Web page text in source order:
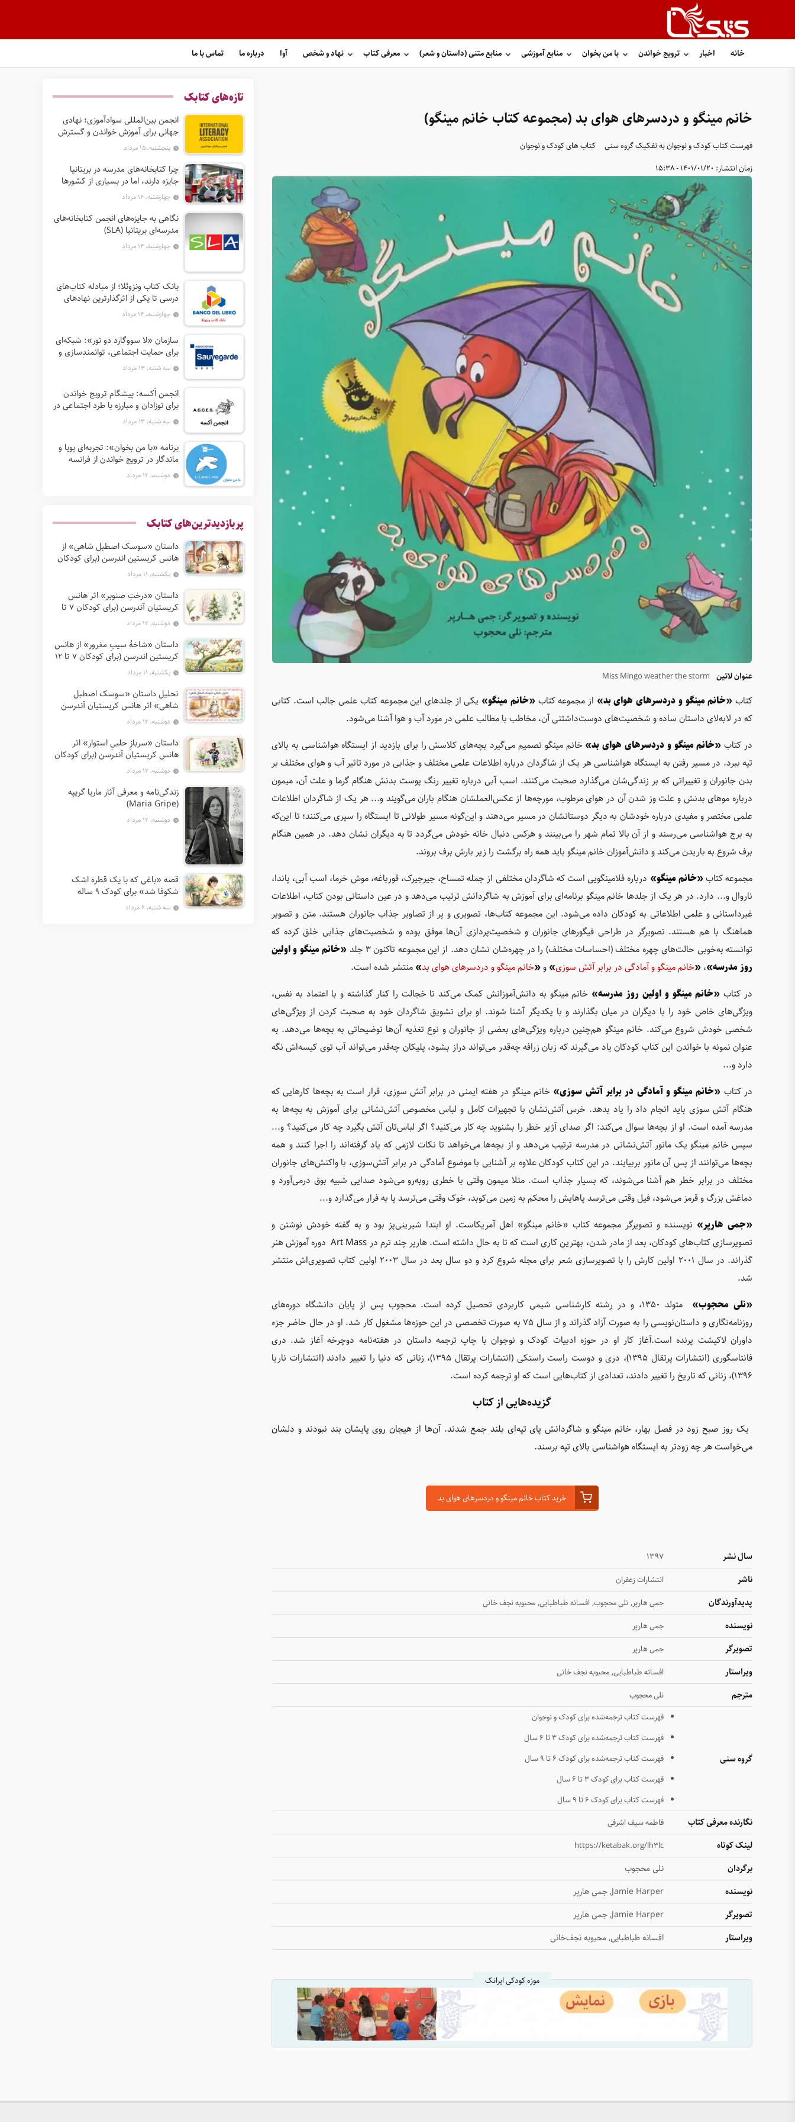
خانه اخبار ترویج خواندن با من بخوان منابع آموزشی منابع متنی (داستان و شعر) معرفی کتاب نهاد و شخص آوا درباره ما تماس با ما
خانم مینگو و دردسرهای هوای بد (مجموعه کتاب خانم مینگو)
فهرست کتاب کودک و نوجوان به تفکیک گروه سنی
کتاب های کودک و نوجوان
زمان انتشار: 1401/01/20 - 15:38
عنوان لاتین Miss Mingo weather the storm
کتاب«خانم مینگو و دردسرهای هوای بد» از مجموعه کتاب«خانم مینگو» یکی از جلدهای این مجموعه کتاب علمی جالب است. کتابی
که در لابه‌لای داستان ساده و شخصیت‌های دوست‌داشتنی آن، مخاطب با مطالب علمی در مورد آب و هوا آشنا می‌شود.
در کتاب«خانم مینگو و دردسرهای هوای بد»خانم مینگو تصمیم می‌گیرد بچه‌های کلاسش را برای بازدید از ایستگاه هواشناسی به بالای
تپه ببرد. در مسیر رفتن به ایستگاه هواشناسی هر یک از شاگردان درباره‌ اطلاعات علمی مختلف و جذابی در مورد تاثیر آب و هوای مختلف بر
بدن جانوران و تغییراتی که بر زندگی‌شان می‌گذارد صحبت می‌کنند. اسب آبی درباره‌ تغییر رنگ پوست بدنش هنگام گرما و علت آن، میمون
درباره‌ موهای بدنش و علت وز شدن آن در هوای مرطوب، مورچه‌ها از عکس‌العملشان هنگام باران می‌گویند و... هر یک از شاگردان اطلاعات
علمی مختصر و مفیدی درباره‌ خودشان به دیگر دوستانشان در مسیر می‌دهند و این‌گونه مسیر طولانی تا ایستگاه را سپری می‌کنند؛ تا این‌که
به برج هواشناسی می‌رسند و از آن بالا تمام شهر را می‌بینند و هرکس دنبال خانه خودش می‌گردد تا به دیگران نشان دهد. در همین هنگام
برف شروع به باریدن می‌کند و دانش‌آموزان خانم مینگو باید همه‌ راه برگشت را زیر بارش برف بروند.
مجموعه کتاب«خانم مینگو» درباره‌ فلامینگویی ‌است که شاگردان مختلفی از جمله تمساح، جیرجیرک، قورباغه، موش خرما، اسب آبی، پاندا،
ناروال و... دارد. در هر یک از جلدها خانم مینگو برنامه‌ای برای آموزش به شاگردانش ترتیب می‌دهد و در عین داستانی بودن کتاب، اطلاعات
غیرداستانی و علمی اطلاعاتی به کودکان داده می‌شود. این مجموعه کتاب‌ها، تصویری و پر از تصاویر جذاب جانوران هستند. متن و تصویر
هماهنگ با هم هستند. تصویرگر در طراحی فیگورهای جانوران و شخصیت‌پردازی آن‌ها موفق بوده و شخصیت‌های جذابی خلق کرده که
توانسته به‌خوبی حالت‌های چهره مختلف (احساسات مختلف) را در چهره‌شان نشان دهد. از این مجموعه تاکنون 3 جلد
«خانم مینگو و اولین
روز مدرسه»،«خانم مینگو و آمادگی در برابر آتش سوزی»و«خانم مینگو و دردسرهای هوای بد»منتشر شده است.
در کتاب «خانم مینگو و اولین روز مدرسه» خانم مینگو به دانش‌آموزانش کمک می‌کند تا خجالت را کنار گذاشته و با اعتماد به نفس‌،
ویژگی‌های خاص خود را با دیگران در میان بگذارند و با یکدیگر آشنا شوند. او برای تشویق شاگردان خود به صحبت کردن از ویژگی‌های
شخصی خودش شروع می‌کند. خانم مینگو هم‌چنین درباره ویژگی‌های بعضی از جانوران و نوع تغذیه آن‌ها توضیحاتی به بچه‌ها می‌دهد. به
عنوان نمونه با خواندن این کتاب کودکان یاد می‌گیرند که زبان زرافه چه‌قدر می‌تواند دراز بشود، پلیکان چه‌قدر می‌تواند آب توی کیسه‌اش نگه
دارد و...
در کتاب «خانم مینگو و آمادگی در برابر آتش سوزی» خانم مینگو در هفته ایمنی در برابر آتش سوزی، قرار است به بچه‌ها کارهایی که
هنگام آتش سوزی باید انجام داد را یاد بدهد. خرس آتش‌نشان با تجهیزات کامل و لباس مخصوص‌ آتش‌نشانی برای آموزش به بچه‌ها به
مدرسه آمده است. او از بچه‌ها سوال می‌کند: اگر صدای آژیر خطر را بشنوید چه کار می‌کنید؟ اگر لباس‌تان آتش بگیرد چه کار می‌کنید؟ و...
سپس خانم مینگو یک مانور آتش‌نشانی در مدرسه ترتیب می‌دهد و از بچه‌ها می‌خواهد تا نکات لازمی که یاد گرفته‌اند را اجرا کنند و همه
بچه‌ها می‌توانند از پس آن مانور بربیایند. در این کتاب کودکان علاوه بر آشنایی با موضوع آمادگی در برابر آتش‌سوزی، با واکنش‌های جانوران
مختلف در برابر خطر هم آشنا می‌شوند، که بسیار جذاب است. مثلا میمون وقتی با خطری روبه‌رو می‌شود صدایی شبیه بوق در‌می‌آورد و
دماغش بزرگ و قرمز می‌شود، فیل وقتی می‌ترسد پاهایش را محکم به زمین می‌کوبد، خوک وقتی می‌ترسد پا به فرار می‌گذارد و...
«جمی هارپر» نویسنده و تصویرگر مجموعه کتاب «خانم مینگو» اهل آمریکاست. او ابتدا شیرینی‌پز بود و به گفته خودش نوشتن و
تصویرسازی کتاب‌های کودکان، بعد از مادر شدن، بهترین کاری است که تا به حال داشته است‌. هارپر چند ترم درMass
Artدوره آموزش هنر
گذراند. در سال 2001 اولین کارش را با تصویرسازی شعر برای مجله شروع کرد و دو سال بعد در سال 2003 اولین کتاب تصویری‌اش منتشر
شد.
«نلی محجوب»
متولد ۱۳۵۰، و در رشته کارشناسی شیمی کاربردی تحصیل کرده است. محجوب پس از پایان دانشگاه دوره‌های
روزنامه‌نگاری و داستان‌نویسی را به صورت آزاد گذراند و از سال ۷۵ به صورت تخصصی در این حوزه‌ها مشغول کار شد. او در حال حاضر جزء
داوران لاکپشت پرنده است.آغاز کار او در حوزه ادبیات کودک و نوجوان با چاپ ترجمه داستان در هفته‌نامه دوچرخه آغاز شد. دری
فانتاسگوری (انتشارات پرتقال ۱۳۹۵)، دری و دوست راست راستکی (انتشارات پرتقال ۱۳۹۵)، زنانی که دنیا را تغییر دادند (انتشارات ناریا
۱۳۹۶)، زنانی که تاریخ را تغییر دادند، تعدادی از کتاب‌هایی است که او ترجمه کرده است.
گزیده‌هایی از کتاب
یک روز صبح زود در فصل بهار، خانم مینگو و شاگردانش پای تپه‌ای بلند جمع شدند. آن‌ها از هیجان روی پایشان بند نبودند و دلشان
می‌خواست هر چه زودتر به ایستگاه هواشناسی بالای تپه برسند.
خرید کتاب خانم مینگو و دردسرهای هوای بد
سال نشر
1397
ناشر
انتشارات زعفران
پدیدآورندگان جمی هارپر,نلی محجوب,افسانه طباطبایی,محبوبه نجف خانی
نویسنده جمی هارپر
تصویرگر جمی هارپر
ویراستار افسانه طباطبایی,محبوبه نجف خانی
مترجم نلی محجوب
گروه سنی
فهرست کتاب ترجمه‌شده برای کودک و نوجوان
فهرست کتاب ترجمه‌شده برای کودک ۳ تا ۶ سال
فهرست کتاب ترجمه‌شده برای کودک ۶ تا ۹ سال
فهرست کتاب برای کودک ۳ تا ۶ سال
فهرست کتاب برای کودک ۶ تا ۹ سال
نگارنده معرفی کتاب فاطمه سیف اشرفی
لینک کوتاه https://ketabak.org/lh3lc
برگردان
نلی محجوب
نویسنده
Jamie Harper, جمی هارپر
تصویرگر
Jamie Harper, جمی هارپر
ویراستار
افسانه طباطبایی, محبوبه نجف‌خانی
موزه کودکی ایرانک
تازه‌های کتابک
انجمن بین‌المللی سوادآموزی؛ نهادی
جهانی برای آموزش خواندن و گسترش
حق سواد
پنجشنبه, ۱۵ مرداد
چرا کتابخانه‌های مدرسه در بریتانیا
جایزه دارند، اما در بسیاری از کشورها
نه؟چهارشنبه, ۱۴ مرداد
نگاهی به جایزه‌های انجمن کتابخانه‌های
مدرسه‌ای بریتانیا (SLA)
چهارشنبه, ۱۴ مرداد
بانک کتاب ونزوئلا؛ از مبادله کتاب‌های
درسی تا یکی از اثرگذارترین نهادهای
ترویج خواندن در آمریکای لاتین
چهارشنبه, ۱۴ مرداد
سازمان «لا سووگارد دو نور»: شبکه‌ای
برای حمایت اجتماعی، توانمندسازی و
ترویج فرهنگ (آ. د. اِن. اِس. اُ. آ سابق)
سه شنبه, ۱۳ مرداد
انجمن اَکسه: پیشگام ترویج خواندن
برای نوزادان و مبارزه با طرد اجتماعی در
فرانسه
سه شنبه, ۱۳ مرداد
برنامه «با من بخوان»: تجربه‌ای پویا و
ماندگار در ترویج خواندن از فرانسه
دوشنبه, ۱۲ مرداد
پربازدیدترین‌های کتابک
داستان «سوسک اصطبل شاهی» از
هانس کریستین اندرسن (برای کودکان
7 تا 12 سال) یکشنبه, ۱۱ مرداد
داستان «درختِ صنوبر» اثر هانس
کریستیان آندرسن (برای کودکان 7 تا
12 سال) دوشنبه, ۱۲ مرداد
داستان «شاخهٔ سیبِ مغرور» از هانس
کریستین اندرسن (برای کودکان 7 تا 12
سال)یکشنبه, ۱۱ مرداد
تحلیل داستان «سوسک اصطبل
شاهی» اثر هانس کریستیان آندرسن
دوشنبه, ۱۲ مرداد
داستان «سربازِ حلبیِ استوار» اثر
هانس کریستیان آندرسن (برای کودکان
7 تا 12 سال) دوشنبه, ۱۲ مرداد
زندگی‌نامه و معرفی آثار ماریا گریپه
(Maria Gripe)
دوشنبه, ۱۲ مرداد
قصه «باغی که با یک قطره اشک
شکوفا شد» برای کودک ۹ ساله
سه شنبه, ۶ مرداد